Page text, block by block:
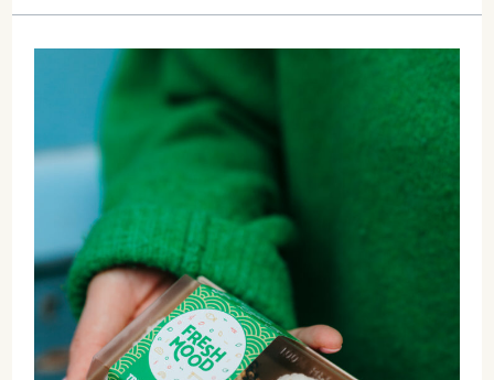
Nouveau
une
seconde
vie